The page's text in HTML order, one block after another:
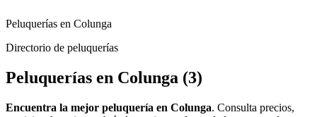
Peluquerías en Colunga
Directorio de peluquerías
Peluquerías en Colunga (3)
Encuentra la mejor peluquería en Colunga. Consulta precios,